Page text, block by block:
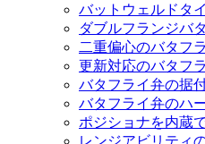
バットウェルドタ
ダブルフランジバ
二重偏心のバタフ
更新対応のバタフ
バタフライ弁の据
バタフライ弁のハ
ポジショナを内蔵
レンジアビリティ